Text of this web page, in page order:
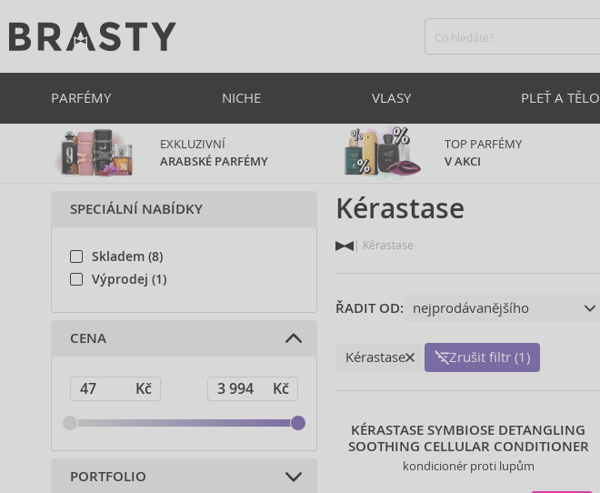
PARFÉMY NICHE VLASY PLEŤ A TĚLO
EXKLUZIVNÍ
ARABSKÉ PARFÉMY
TOP PARFÉMY
V AKCI
Kérastase
Kérastase
ŘADIT OD:
Kérastase Zrušit filtr (1)
KÉRASTASE SYMBIOSE DETANGLING
SOOTHING CELLULAR CONDITIONER
kondicionér proti lupům
SPECIÁLNÍ NABÍDKY
Skladem (8)
Výprodej (1)
CENA
PORTFOLIO